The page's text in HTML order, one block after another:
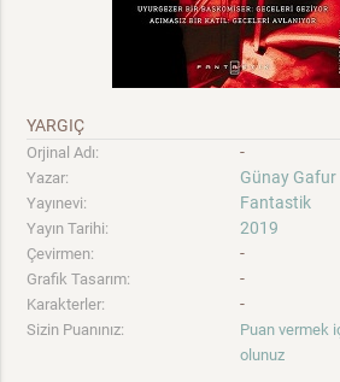
YARGIÇ
Orjinal Adı: -
Yazar: Günay Gafur
Yayınevi: Fantastik
Yayın Tarihi: 2019
Çevirmen: -
Grafik Tasarım: -
Karakterler: -
Sizin Puanınız:
Puan vermek
olunuz